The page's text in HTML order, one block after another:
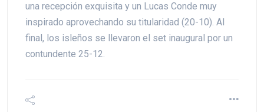
una recepción exquisita y un Lucas Conde muy
inspirado aprovechando su titularidad (20-10). Al
final, los isleños se llevaron el set inaugural por un
contundente 25-12.